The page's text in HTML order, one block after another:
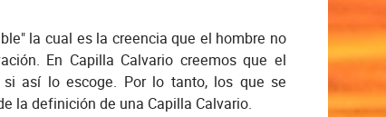
la cual es la creencia que el hombre no
En Capilla Calvario creemos que el
así lo escoge. Por lo tanto, los que se
la definición de una Capilla Calvario.